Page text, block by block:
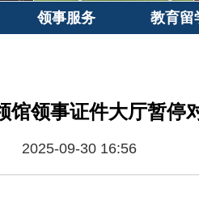
领事服务 教育留
馆领事证件大厅暂停
2025-09-30 16:56